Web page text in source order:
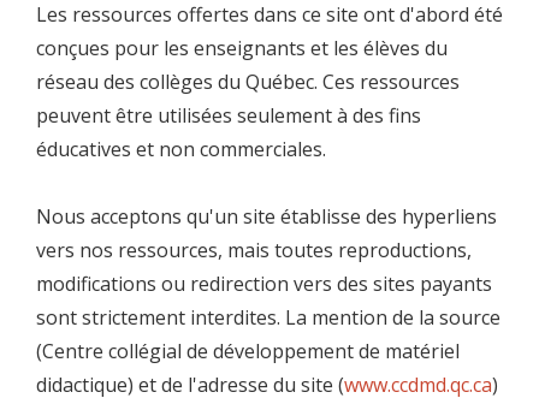
Les ressources offertes dans ce site ont d'abord été
conçues pour les enseignants et les élèves du
réseau des collèges du Québec. Ces ressources
peuvent être utilisées seulement à des fins
éducatives et non commerciales.
Nous acceptons qu'un site établisse des hyperliens
vers nos ressources, mais toutes reproductions,
modifications ou redirection vers des sites payants
sont strictement interdites. La mention de la source
(Centre collégial de développement de matériel
didactique) et de l'adresse du site (www.ccdmd.qc.ca)